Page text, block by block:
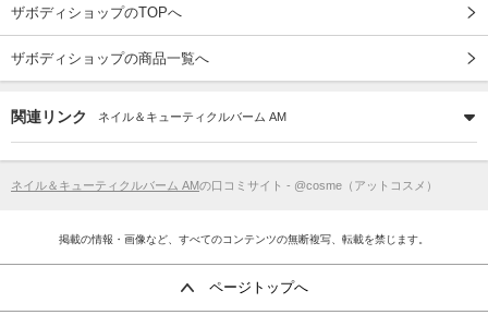
ザボディショップのTOPへ
ザボディショップの商品一覧へ
関連リンク ネイル＆キューティクルバーム AM
ネイル＆キューティクルバーム AMの口コミサイト - @cosme（アットコスメ）
掲載の情報・画像など、すべてのコンテンツの無断複写、転載を禁じます。
ページトップへ